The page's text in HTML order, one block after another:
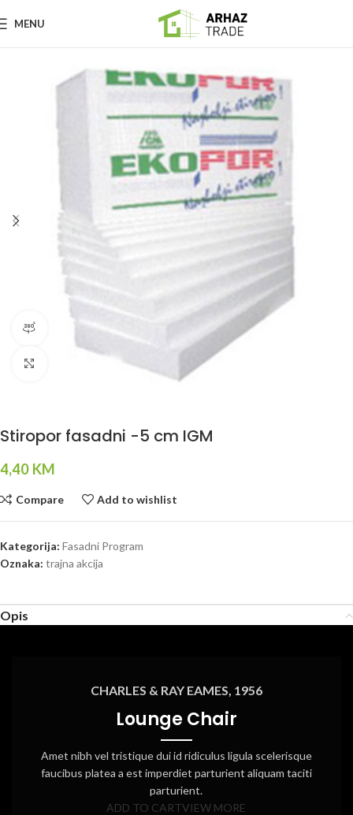
MENU
360 product view
Stiropor fasadni -5 cm IGM
4,40 KM
Compare Add to wishlist
Kategorija: Fasadni Program
Oznaka: trajna akcija
Opis
CHARLES & RAY EAMES, 1956
Lounge Chair
Amet nibh vel tristique dui id ridiculus ligula scelerisque
faucibus platea a est imperdiet parturient aliquam taciti
parturient.
ADD TO CARTVIEW MORE